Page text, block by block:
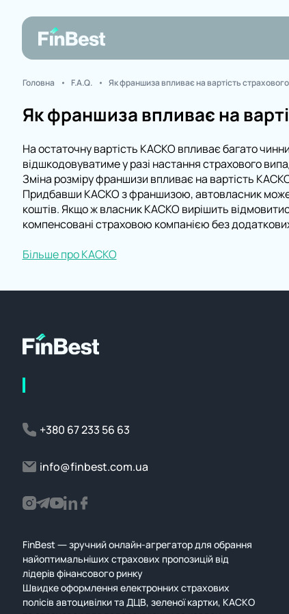
Головна F.A.Q. Як франшиза впливає на вартість
Як франшиза впливає на
На остаточну вартість КАСКО впливає багато
відшкодовуватиме у разі настання страхового
Зміна розміру франшизи впливає на вартість
Придбавши КАСКО з франшизою, автовласник може
коштів. Якщо ж власник КАСКО вирішить
компенсовані страховою компанією без
Більше про КАСКО
+380 67 233 56 63
info@finbest.com.ua
FinBest — зручний онлайн-агрегатор для обрання
найоптимальніших страхових пропозицій від
лідерів фінансового ринку
Швидке оформлення електронних страхових
полісів автоцивілки та ДЦВ, зеленої картки, КАСКО